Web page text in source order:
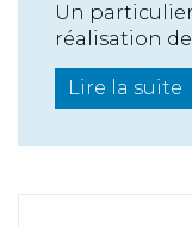
Un
réalisation
Lire la suite